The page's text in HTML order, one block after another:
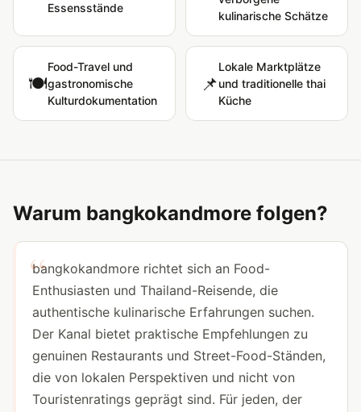
Essensstände
kulinarische Schätze
🍽️
Food-Travel und
gastronomische
Kulturdokumentation
📌
Lokale Marktplätze
und traditionelle thai
Küche
Warum bangkokandmore folgen?
bangkokandmore richtet sich an Food-
Enthusiasten und Thailand-Reisende, die
authentische kulinarische Erfahrungen suchen.
Der Kanal bietet praktische Empfehlungen zu
genuinen Restaurants und Street-Food-Ständen,
die von lokalen Perspektiven und nicht von
Touristenratings geprägt sind. Für jeden, der